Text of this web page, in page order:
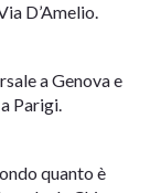
D’Amelio.
a Genova e
Parigi.
quanto è